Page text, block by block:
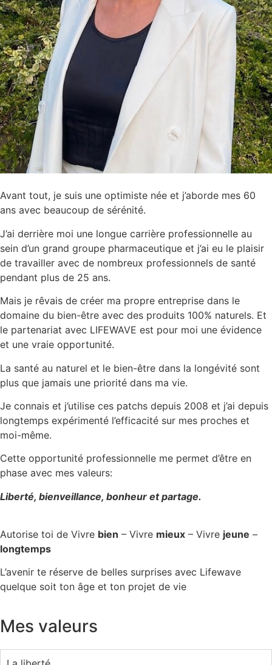
Avant tout, je suis une optimiste née et j’aborde mes 60
ans avec beaucoup de sérénité.
J’ai derrière moi une longue carrière professionnelle au
sein d’un grand groupe pharmaceutique et j’ai eu le plaisir
de travailler avec de nombreux professionnels de santé
pendant plus de 25 ans.
Mais je rêvais de créer ma propre entreprise dans le
domaine du bien-être avec des produits 100% naturels. Et
le partenariat avec LIFEWAVE est pour moi une évidence
et une vraie opportunité.
La santé au naturel et le bien-être dans la longévité sont
plus que jamais une priorité dans ma vie.
Je connais et j’utilise ces patchs depuis 2008 et j’ai depuis
longtemps expérimenté l’efficacité sur mes proches et
moi-même.
Cette opportunité professionnelle me permet d’être en
phase avec mes valeurs:
Liberté, bienveillance, bonheur et partage.
Autorise toi de Vivre bien – Vivre mieux – Vivre jeune –
longtemps
L’avenir te réserve de belles surprises avec Lifewave
quelque soit ton âge et ton projet de vie
Mes valeurs